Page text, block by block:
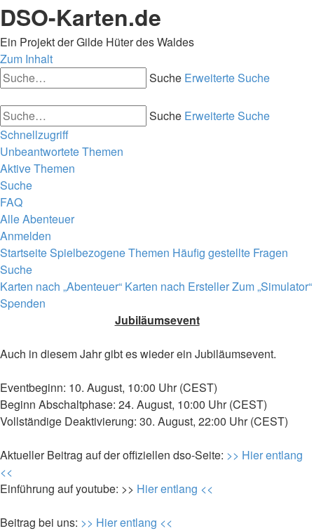
DSO-Karten.de
Ein Projekt der Gilde Hüter des Waldes
Zum Inhalt
Suche Erweiterte Suche
Suche Erweiterte Suche
Schnellzugriff
Unbeantwortete Themen
Aktive Themen
Suche
FAQ
Alle Abenteuer
Anmelden
StartseiteSpielbezogene Themen Häufig gestellte Fragen
Suche
Karten nach „Abenteuer“ Karten nach ErstellerZum „Simulator“
Spenden
Jubiläumsevent
Auch in diesem Jahr gibt es wieder ein Jubiläumsevent.
Eventbeginn: 10. August, 10:00 Uhr (CEST)
Beginn Abschaltphase: 24. August, 10:00 Uhr (CEST)
Vollständige Deaktivierung: 30. August, 22:00 Uhr (CEST)
Aktueller Beitrag auf der offiziellen dso-Seite: >> Hier entlang
<<
Einführung auf youtube: >> Hier entlang <<
Beitrag bei uns: >> Hier entlang <<